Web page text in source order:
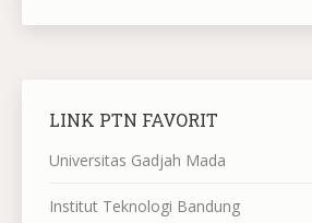
LINK PTN FAVORIT
Universitas Gadjah Mada
Institut Teknologi Bandung